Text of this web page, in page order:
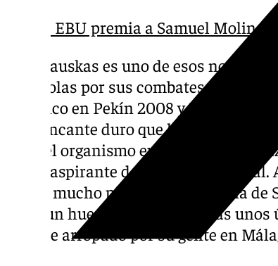
La EBU premia a Samuel Molina
Kavaliauskas es uno de esos
españolas por sus combates en
olímpico en Pekín 2008 y Londres
contrincante duro que le valió su
EBU, el organismo europeo que
a este aspirante debido a su
añade mucho picante a la historia de
tiene un hueso duro de roer tras
aunque arropado por su gente en